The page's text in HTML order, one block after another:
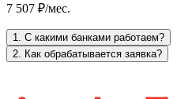
7 507 ₽/мес.
1. С какими банками работаем?
2. Как обрабатывается заявка?